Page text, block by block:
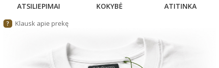
ATSILIEPIMAI
KOKYBĖ
ATITINKA
? Klausk apie prekę